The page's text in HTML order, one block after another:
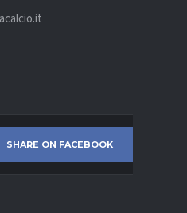
SHARE ON FACEBOOK